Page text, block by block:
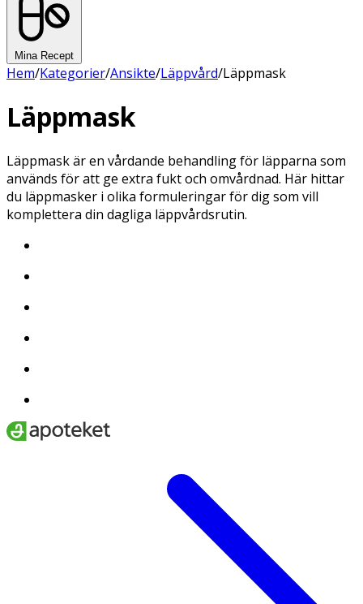
Mina Recept
Hem/Kategorier/Ansikte/Läppvård/Läppmask
Läppmask
Läppmask är en vårdande behandling för läpparna som
används för att ge extra fukt och omvårdnad. Här hittar
du läppmasker i olika formuleringar för dig som vill
komplettera din dagliga läppvårdsrutin.